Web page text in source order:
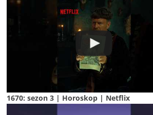
1670: sezon 3 | Horoskop | Netflix